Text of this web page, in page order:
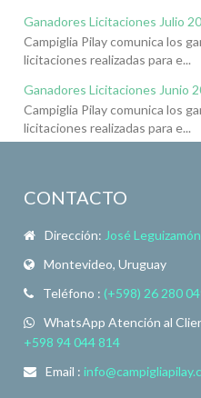
Ganadores Licitaciones Julio
Campiglia Pilay comunica los
licitaciones realizadas para e...
Ganadores Licitaciones Junio
Campiglia Pilay comunica los
licitaciones realizadas para e...
CONTACTO
Dirección: José
Montevideo, Uruguay
Teléfono : (+598) 26 280
WhatsApp Atención al
+598 94 044 814
Email :